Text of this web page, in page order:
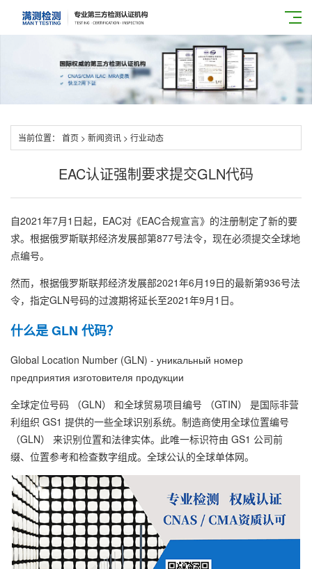
当前位置： 首页 > 新闻资讯 > 行业动态
EAC认证强制要求提交GLN代码
自2021年7月1日起，EAC对《EAC合规宣言》的注册制定了新的要
求。根据俄罗斯联邦经济发展部第877号法令，现在必须提交全球地
点编号。
然而，根据俄罗斯联邦经济发展部2021年6月19日的最新第936号法
令，指定GLN号码的过渡期将延长至2021年9月1日。
什么是 GLN 代码？
Global Location Number (GLN) - уникальный номер
предприятия изготовителя продукции
全球定位号码 （GLN） 和全球贸易项目编号 （GTIN） 是国际非营
利组织 GS1 提供的一些全球识别系统。制造商使用全球位置编号
（GLN） 来识别位置和法律实体。此唯一标识符由 GS1 公司前
缀、位置参考和检查数字组成。全球公认的全球单体网。